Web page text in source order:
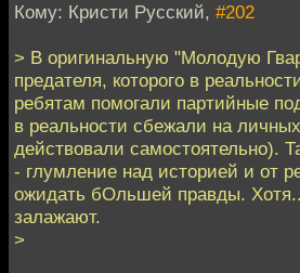
Кому: Кристи Русский, #202
> В оригинальную "Молодую
предателя, которого в
ребятам помогали партийные
в реальности сбежали на
действовали самостоятельно).
- глумление над историей и от
ожидать бОльшей правды.
залажают.
>